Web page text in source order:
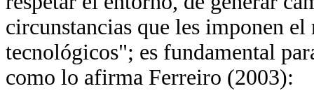
circunstancias que les imponen
tecnológicos"; es fundamental
como lo afirma Ferreiro (2003):